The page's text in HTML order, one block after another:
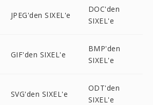
JPEG'den SIXEL'e
DOC'den
SIXEL'e
GIF'den SIXEL'e
BMP'den
SIXEL'e
SVG'den SIXEL'e
ODT'den
SIXEL'e